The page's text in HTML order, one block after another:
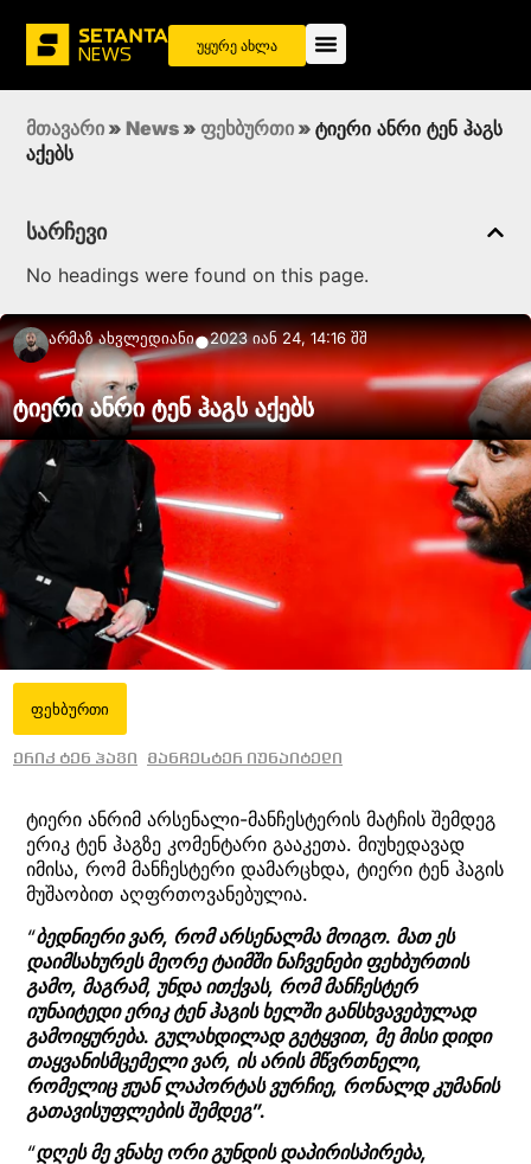
უყურე ახლა
მთავარი » News » ფეხბურთი » ტიერი ანრი ტენ ჰაგს
აქებს
სარჩევი
No headings were found on this page.
Არმაზ Ახვლედიანი●2023 იან 24, 14:16 შშ
ტიერი ანრი ტენ ჰაგს აქებს
ფეხბურთი
ერიკ ტენ ჰაგი მანჩესტერ იუნაიტედი
ტიერი ანრიმ არსენალი-მანჩესტერის მატჩის შემდეგ
ერიკ ტენ ჰაგზე კომენტარი გააკეთა. მიუხედავად
იმისა, რომ მანჩესტერი დამარცხდა, ტიერი ტენ ჰაგის
მუშაობით აღფრთოვანებულია.
“ბედნიერი ვარ, რომ არსენალმა მოიგო. მათ ეს
დაიმსახურეს მეორე ტაიმში ნაჩვენები ფეხბურთის
გამო, მაგრამ, უნდა ითქვას, რომ მანჩესტერ
იუნაიტედი ერიკ ტენ ჰაგის ხელში განსხვავებულად
გამოიყურება. გულახდილად გეტყვით, მე მისი დიდი
თაყვანისმცემელი ვარ, ის არის მწვრთნელი,
რომელიც ჟუან ლაპორტას ვურჩიე, რონალდ კუმანის
გათავისუფლების შემდეგ”.
“დღეს მე ვნახე ორი გუნდის დაპირისპირება,